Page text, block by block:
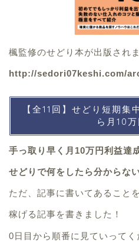
楓監修のせどり本が出版され
http://sedori07keshi.com/
【全11回】せどり短期
ら月10
手っ取り早く月10万円利益達
せどりで何をしたら分からな
ただ、記事に書いてあること
稼げる記事を書きました！
0日目から順番に見ていってく